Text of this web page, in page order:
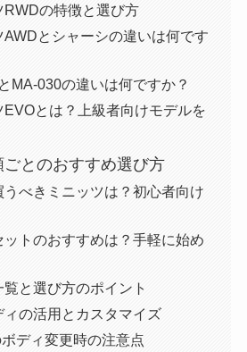
RWDの特徴と選び方
AWDとシャーシの違いは何です
MA-030の違いは何ですか？
EVOとは？上級者向けモデルを
とのおすすめ選び方
うべきミニッツは？初心者向け
ットのおすすめは？手軽に始め
覧と選び方のポイント
ィの活用とカスタマイズ
ディ変更時の注意点